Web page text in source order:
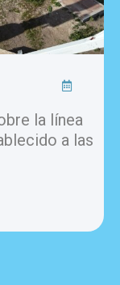
la línea
a las